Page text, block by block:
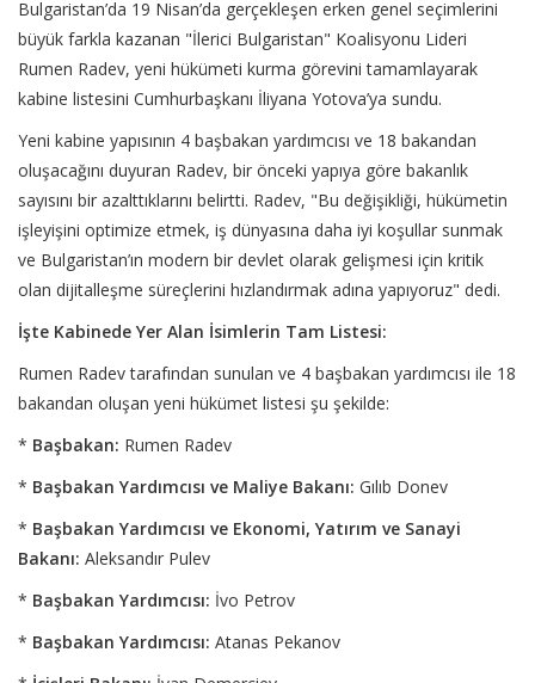
Bulgaristan’da 19 Nisan’da gerçekleşen erken genel seçimlerini
büyük farkla kazanan "İlerici Bulgaristan" Koalisyonu Lideri
Rumen Radev, yeni hükümeti kurma görevini tamamlayarak
kabine listesini Cumhurbaşkanı İliyana Yotova’ya sundu.
Yeni kabine yapısının 4 başbakan yardımcısı ve 18 bakandan
oluşacağını duyuran Radev, bir önceki yapıya göre bakanlık
sayısını bir azalttıklarını belirtti. Radev, "Bu değişikliği, hükümetin
işleyişini optimize etmek, iş dünyasına daha iyi koşullar sunmak
ve Bulgaristan’ın modern bir devlet olarak gelişmesi için kritik
olan dijitalleşme süreçlerini hızlandırmak adına yapıyoruz" dedi.
İşte Kabinede Yer Alan İsimlerin Tam Listesi:
Rumen Radev tarafından sunulan ve 4 başbakan yardımcısı ile 18
bakandan oluşan yeni hükümet listesi şu şekilde:
* Başbakan: Rumen Radev
* Başbakan Yardımcısı ve Maliye Bakanı: Gılıb Donev
* Başbakan Yardımcısı ve Ekonomi, Yatırım ve Sanayi
Bakanı: Aleksandır Pulev
* Başbakan Yardımcısı: İvo Petrov
* Başbakan Yardımcısı: Atanas Pekanov